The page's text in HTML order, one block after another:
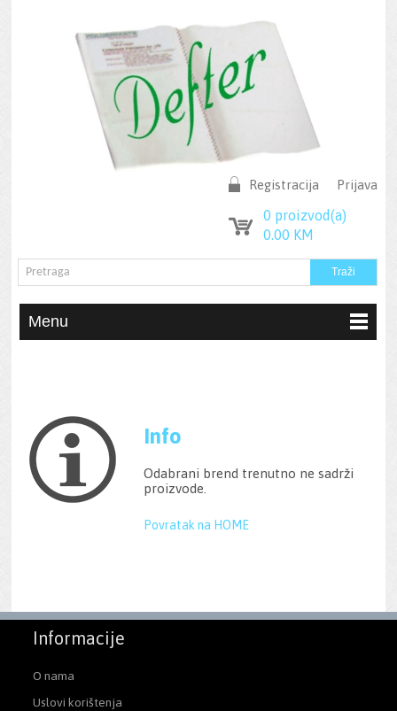
Prijava
Registracija
0 proizvod(a)
0.00 KM
Menu
Info
Odabrani brend trenutno ne sadrži
proizvode.
Povratak na HOME
Informacije
O nama
Uslovi korištenja